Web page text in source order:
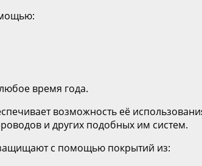
время года.
возможность её
и других подобных им систем.
с помощью покрытий из: